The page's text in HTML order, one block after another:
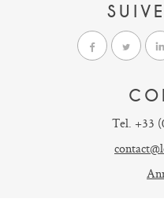
Tel. +33